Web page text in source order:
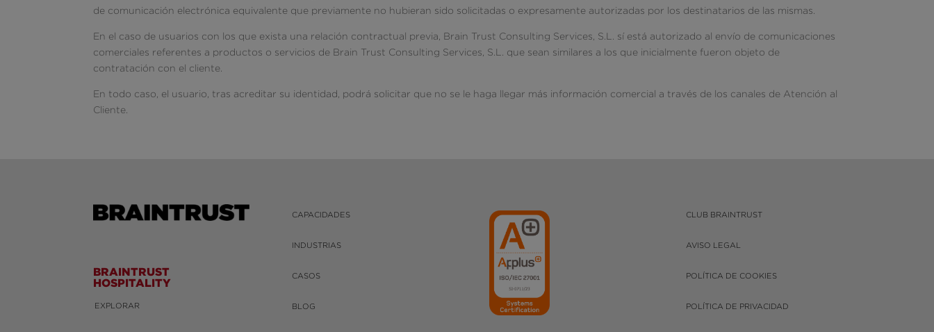
de comunicación electrónica equivalente que previamente no hubieran sido solicitadas o expresamente autorizadas por los destinatarios de las mismas.
En el caso de usuarios con los que exista una relación contractual previa, Brain Trust Consulting Services, S.L. sí está autorizado al envío de comunicaciones
comerciales referentes a productos o servicios de Brain Trust Consulting Services, S.L. que sean similares a los que inicialmente fueron objeto de
contratación con el cliente.
En todo caso, el usuario, tras acreditar su identidad, podrá solicitar que no se le haga llegar más información comercial a través de los canales de Atención al
Cliente.
BRAINTRUST
HOSPITALITY
EXPLORAR
CAPACIDADES
INDUSTRIAS
CASOS
BLOG
CLUB BRAINTRUST
AVISO LEGAL
POLÍTICA DE COOKIES
POLÍTICA DE PRIVACIDAD